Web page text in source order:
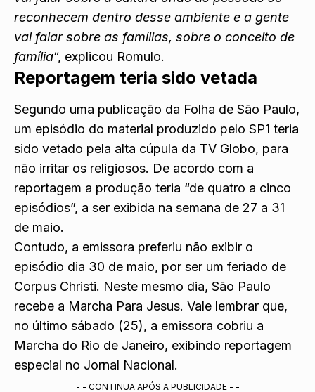
vai falar sobre a cultura onde as pessoas se
reconhecem dentro desse ambiente e a gente
vai falar sobre as famílias, sobre o conceito de
família
“, explicou Romulo.
Reportagem teria sido vetada
Segundo uma publicação da Folha de São Paulo,
um episódio do material produzido pelo SP1 teria
sido vetado pela alta cúpula da TV Globo, para
não irritar os religiosos. De acordo com a
reportagem a produção teria “de quatro a cinco
episódios”, a ser exibida na semana de 27 a 31
de maio.
Contudo, a emissora preferiu não exibir o
episódio dia 30 de maio, por ser um feriado de
Corpus Christi. Neste mesmo dia, São Paulo
recebe a Marcha Para Jesus. Vale lembrar que,
no último sábado (25), a emissora cobriu a
Marcha do Rio de Janeiro, exibindo reportagem